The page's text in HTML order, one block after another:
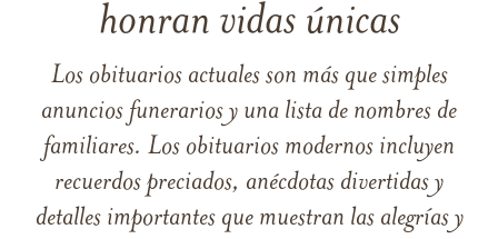
honran vidas únicas
Los obituarios actuales son más que simples
anuncios funerarios y una lista de nombres de
familiares. Los obituarios modernos incluyen
recuerdos preciados, anécdotas divertidas y
detalles importantes que muestran las alegrías y